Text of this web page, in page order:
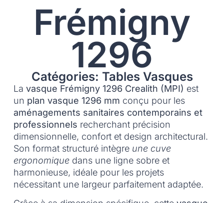
Frémigny
1296
Catégories: Tables Vasques
La vasque Frémigny 1296 Crealith (MPI) est
un plan vasque 1296 mm conçu pour les
aménagements sanitaires contemporains et
professionnels recherchant précision
dimensionnelle, confort et design architectural.
Son format structuré intègre une cuve
ergonomiquedans une ligne sobre et
harmonieuse, idéale pour les projets
nécessitant une largeur parfaitement adaptée.